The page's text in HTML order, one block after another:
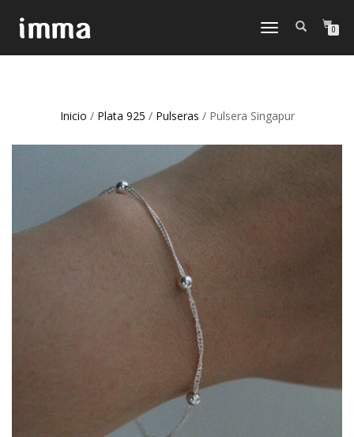
CAMBIAR
0
Inicio / Plata 925 / Pulseras / Pulsera Singapur